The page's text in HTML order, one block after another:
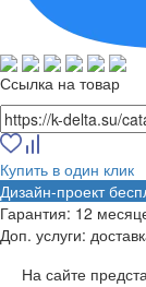
Ссылка на товар
Купить в один клик
Дизайн-проект
Гарантия: 12
Доп. услуги:
На сайте